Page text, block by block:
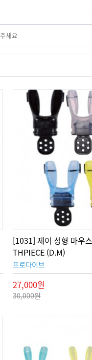
[1031] 제이 성형 마우
THPIECE (D.M)
프로다이브
27,000원
30,000원